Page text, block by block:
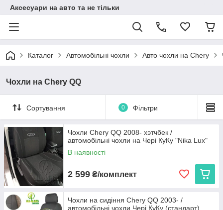
Аксесуари на авто та не тільки
Каталог Автомобільні чохли Авто чохли на Chery
Чохли на Chery QQ
Сортування 0 Фільтри
Чохли Chery QQ 2008- хэтчбек /
автомобільні чохли на Чері КуКу "Nika Lux"
В наявності
2 599 ₴/комплект
Чохли на сидіння Chery QQ 2003- /
автомобільні чохли Чері КуКу (стандарт)